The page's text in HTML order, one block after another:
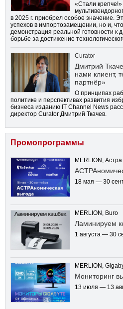
«Стали
в 2025 г. приобрел особое значение.
успехов в импортозамещении, но и,
демонстрация реальной готовности
борьбе за достижение
Curator
Дмитрий
нами клиент,
партнёр»
О принципах
политике и перспективах развития
бизнеса изданию IT Channel News
директор Curator Дмитрий Ткачев.
Промопрограммы
MERLION, Астра
18 мая — 30
MERLION, Buro
Ламинируем
1 августа — 30
MERLION,
Мониторинг
13 июля — 13